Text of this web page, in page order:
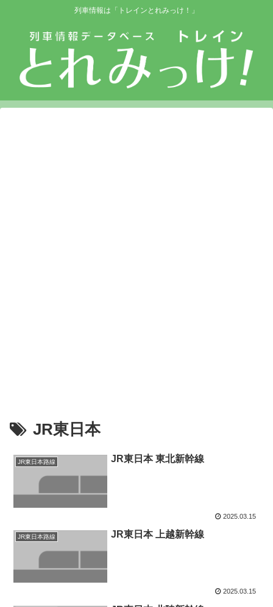
列車情報は「トレインとれみっけ！」
JR東日本
JR東日本路線 JR東日本 東北新幹線
2025.03.15
JR東日本路線 JR東日本 上越新幹線
2025.03.15